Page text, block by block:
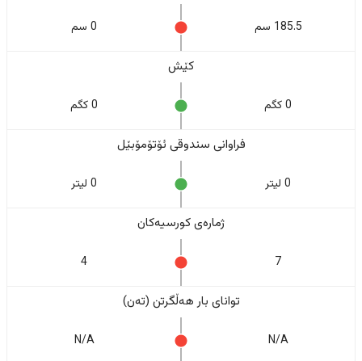
185.5 سم 0 سم
کێش
0 کگم 0 کگم
فراوانی سندوقی ئۆتۆمۆبێل
0 لیتر 0 لیتر
ژمارەی کورسیەکان
7
4
تواناى بار هەڵگرتن (تەن)
N/A
N/A